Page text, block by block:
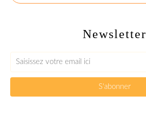
Newsletter